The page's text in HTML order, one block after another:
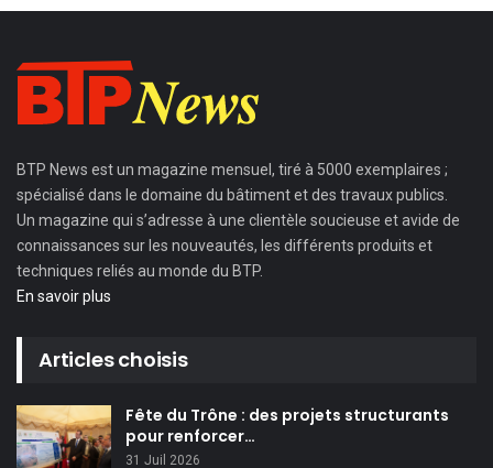
BTP News est un magazine mensuel, tiré à 5000 exemplaires ;
spécialisé dans le domaine du bâtiment et des travaux publics.
Un magazine qui s’adresse à une clientèle soucieuse et avide de
connaissances sur les nouveautés, les différents produits et
techniques reliés au monde du BTP.
En savoir plus
Articles choisis
Fête du Trône : des projets structurants
pour renforcer…
31 Juil 2026